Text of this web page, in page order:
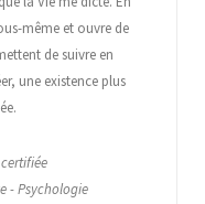
même et ouvre de
de suivre en
une existence plus
- Psychologie